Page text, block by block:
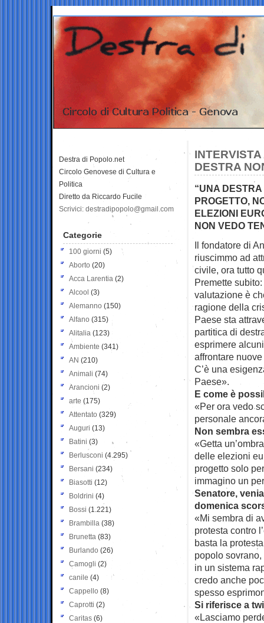
DESTRA
“UNA
PROGETTO,
ELEZIONI
NON VEDO
Il fondatore di
riuscimmo ad
civile, ora tutto
Premette
valutazione è
ragione della
Paese sta
partitica di
esprimere
affrontare
C’è una
Paese».
E come è
«Per ora vedo
personale
Non sembra
«Getta
delle elezioni
progetto solo
immagino un
Senatore,
domenica
«Mi sembra di
protesta contro
basta la
popolo
in un sistema
credo anche
spesso
Si riferisce a
«Lasciamo
Destra di Popolo.net
Circolo Genovese di Cultura e
Politica
Diretto da Riccardo Fucile
Scrivici: destradipopolo@gmail.com
Categorie
100 giorni (5)
Aborto (20)
Acca Larentia (2)
Alcool (3)
Alemanno (150)
Alfano (315)
Alitalia (123)
Ambiente (341)
AN (210)
Animali (74)
Arancioni (2)
arte (175)
Attentato (329)
Auguri (13)
Batini (3)
Berlusconi (4.295)
Bersani (234)
Biasotti (12)
Boldrini (4)
Bossi (1.221)
Brambilla (38)
Brunetta (83)
Burlando (26)
Camogli (2)
canile (4)
Cappello (8)
Caprotti (2)
Caritas (6)